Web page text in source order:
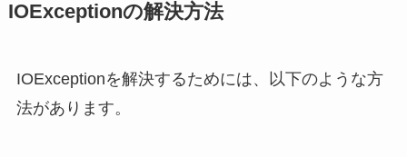
IOExceptionの解決方法
IOExceptionを解決するためには、以下のような方
法があります。